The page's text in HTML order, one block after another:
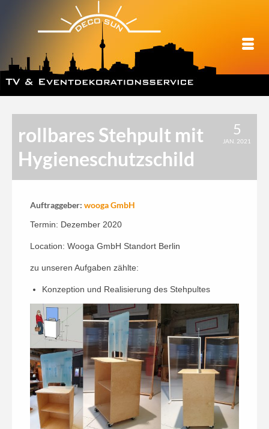
5
JAN. 2021
rollbares Stehpult mit
Hygieneschutzschild
Auftraggeber: wooga GmbH
Termin: Dezember 2020
Location: Wooga GmbH Standort Berlin
zu unseren Aufgaben zählte:
Konzeption und Realisierung des Stehpultes